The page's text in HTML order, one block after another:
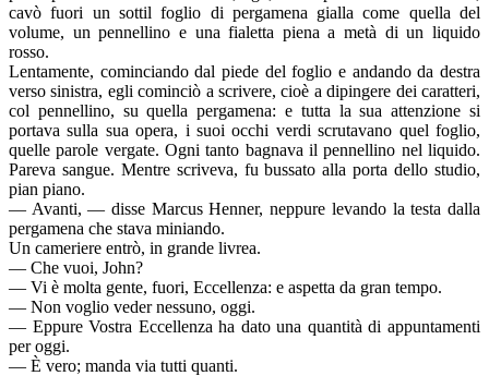
cavò fuori un sottil foglio di pergamena gialla come quella del
volume, un pennellino e una fialetta piena a metà di un liquido
rosso.
Lentamente, cominciando dal piede del foglio e andando da destra
verso sinistra, egli cominciò a scrivere, cioè a dipingere dei caratteri,
col pennellino, su quella pergamena: e tutta la sua attenzione si
portava sulla sua opera, i suoi occhi verdi scrutavano quel foglio,
quelle parole vergate. Ogni tanto bagnava il pennellino nel liquido.
Pareva sangue. Mentre scriveva, fu bussato alla porta dello studio,
pian piano.
— Avanti, — disse Marcus Henner, neppure levando la testa dalla
pergamena che stava miniando.
Un cameriere entrò, in grande livrea.
— Che vuoi, John?
— Vi è molta gente, fuori, Eccellenza: e aspetta da gran tempo.
— Non voglio veder nessuno, oggi.
— Eppure Vostra Eccellenza ha dato una quantità di appuntamenti
per oggi.
— È vero; manda via tutti quanti.